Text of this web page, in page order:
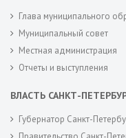
Глава муниципального
Муниципальный совет
Местная администрация
Отчеты и выступления
ВЛАСТЬ САНКТ-
Губернатор Санкт-